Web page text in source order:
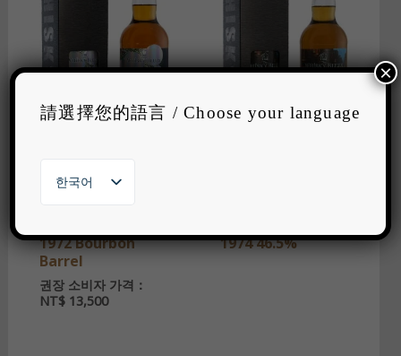
The Whisky Blues
No.002
1972 Bourbon
Barrel
권장 소비자 가격：
NT$13,500
1974 46.5%
請選擇您的語言 / Choose your language
한국어
繁體中文
日本語
×